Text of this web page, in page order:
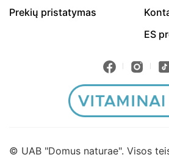
Milteliai
Skystieji maisto papildai
Tabletės
Prekių pristatymas
ES
© UAB "Domus naturae". Visos